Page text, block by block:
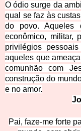
O ódio surge da
qual se faz às
do povo. Aqueles
econômico, militar,
privilégios
aqueles que
comunhão com
construção do
e no amor.
Pai, faze-me forte